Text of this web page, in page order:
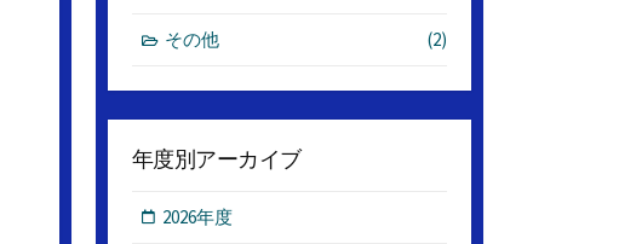
その他 (2)
年度別アーカイブ
2026年度